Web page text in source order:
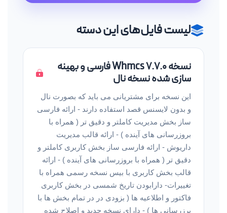
لیست فایل‌های این دسته
نسخه Whmcs 7.7.0 فارسی و بهینه
سازی شده نسخه نال
این نسخه برای مشتریانی می باید که بصورت نال
و بدون لایسنس قصد استفاده دارند - ارائه فارسی
ساز بخش مدیریت کاملتر و دقیق تر ( همراه با
بروزرسانی های آینده ) - ارائه قالب مدیریت
داریوش - ارائه فارسی ساز بخش کاربری کاملتر و
دقیق تر ( همراه با بروزرسانی های آینده ) - ارائه
قالب بخش کاربری با بیس نسخه رسمی همراه با
تغییرات- دارابودن تاریخ شمسی در بخش کاربری
فاکتور و اطلاعیه ها ( بزودی در در تمام بخش ها با
برزرسانی ها ) - دارای نسخه جدید و اصلاح شده